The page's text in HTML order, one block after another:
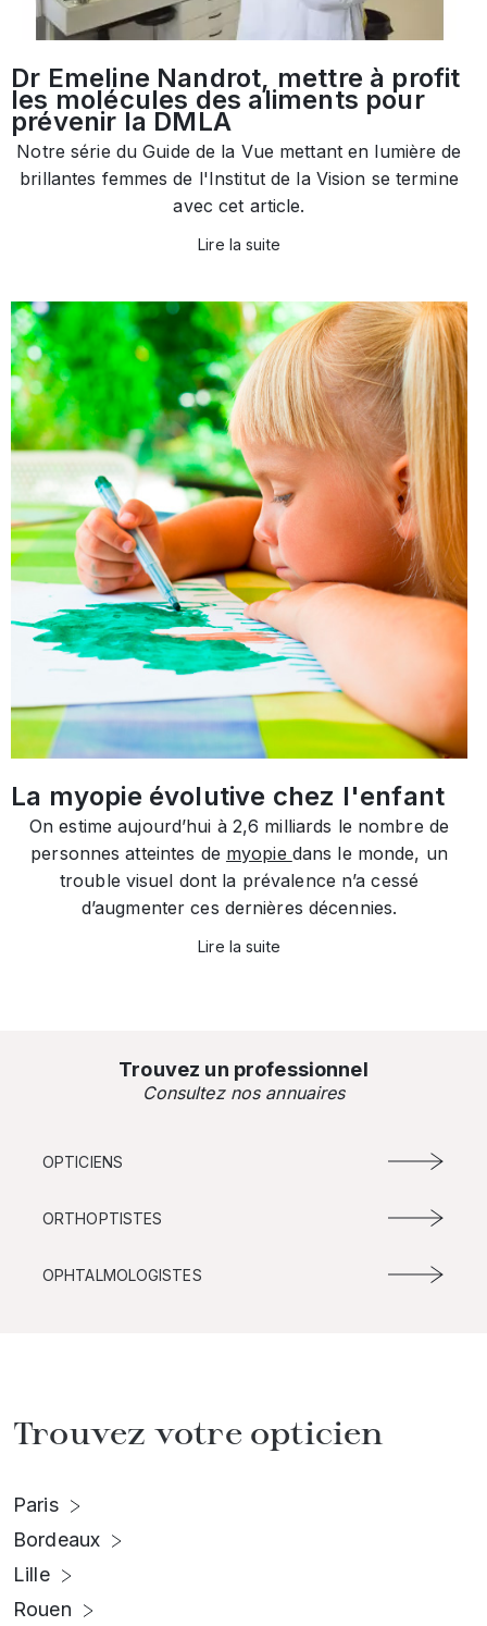
Dr Emeline Nandrot, mettre à profit
les molécules des aliments pour
prévenir la DMLA
Notre série du Guide de la Vue mettant en lumière de
brillantes femmes de l'Institut de la Vision se termine
avec cet article.
Lire la suite
La myopie évolutive chez l'enfant
On estime aujourd’hui à 2,6 milliards le nombre de
personnes atteintes de myopie dans le monde, un
trouble visuel dont la prévalence n’a cessé
d’augmenter ces dernières décennies.
Lire la suite
Trouvez un professionnel
Consultez nos annuaires
OPTICIENS
ORTHOPTISTES
OPHTALMOLOGISTES
Trouvez votre opticien
Paris
Bordeaux
Lille
Rouen